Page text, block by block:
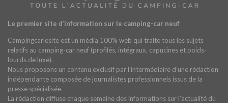
Le premier site d’information sur le camping-car neuf
Campingcarlesite est un média 100% web qui traite tous les sujets
relatifs au camping-car neuf (profilés, intégraux, capucines et poids-
lourds de luxe).
Nous proposons un contenu exclusif par l’intermédiaire d’une rédaction
indépendante composée de journalistes professionnels issus de la
presse spécialisée.
La rédaction diffuse chaque semaine des informations sur l’actualité du